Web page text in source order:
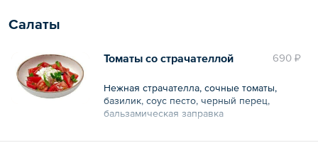
Салаты
690 ₽
Томаты со страчателлой
Нежная страчателла, сочные томаты,
базилик, соус песто, черный перец,
бальзамическая заправка
Общий вес – 200 г